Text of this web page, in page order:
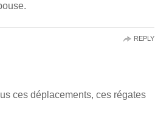
ces déplacements, ces régates
REPLY